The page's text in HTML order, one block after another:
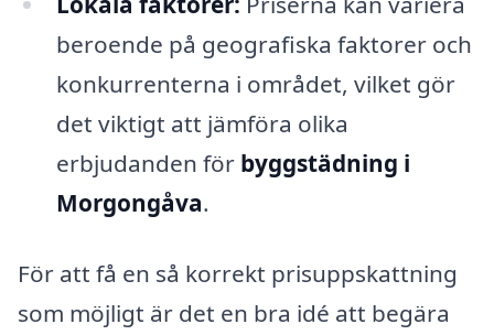
beroende på geografiska faktorer och
konkurrenterna i området, vilket gör
det viktigt att jämföra olika
erbjudanden för byggstädning i
Morgongåva.
För att få en så korrekt prisuppskattning
som möjligt är det en bra idé att begära